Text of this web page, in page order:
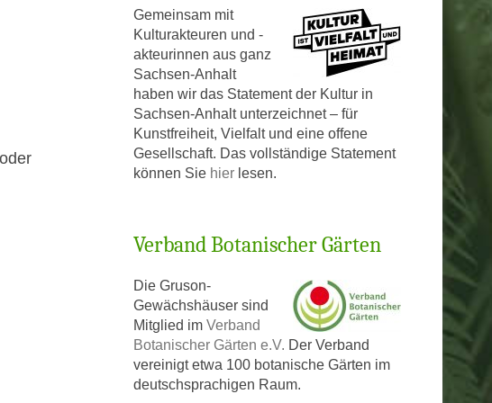
DER-NACHT-HAUS
Gemeinsam mit
Kulturakteuren und -
akteurinnen aus ganz
Sachsen-Anhalt
haben wir das Statement der Kultur in
Sachsen-Anhalt unterzeichnet – für
Kunstfreiheit, Vielfalt und eine offene
Gesellschaft. Das vollständige Statement
können Sie hier lesen.
Verband Botanischer Gärten
Die Gruson-
Gewächshäuser sind
Mitglied im Verband
Botanischer Gärten e.V. Der Verband
vereinigt etwa 100 botanische Gärten im
deutschsprachigen Raum.